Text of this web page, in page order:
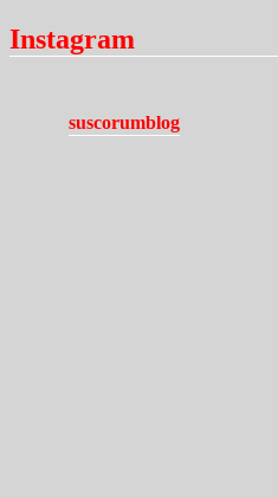
Instagram
suscorumblog